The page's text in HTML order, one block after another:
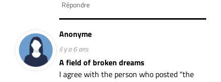
Répondre
Anonyme
il y a 6 ans
A field of broken dreams
I agree with the person who posted "the